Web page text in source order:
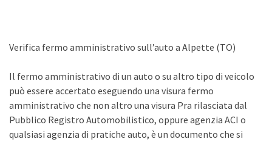
Verifica fermo amministrativo sull’auto a Alpette (TO)
Il fermo amministrativo di un auto o su altro tipo di veicolo
può essere accertato eseguendo una visura fermo
amministrativo che non altro una visura Pra rilasciata dal
Pubblico Registro Automobilistico, oppure agenzia ACI o
qualsiasi agenzia di pratiche auto, è un documento che si